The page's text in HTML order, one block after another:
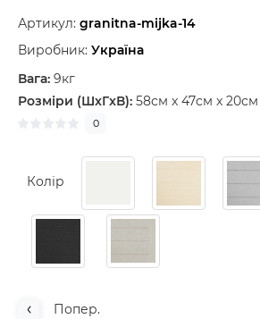
Артикул: granitna-mijka-14
Виробник: Україна
Вага: 9кг
Розміри (ШxГxВ): 58см x 47см x 20см
0
Колір
Попер.